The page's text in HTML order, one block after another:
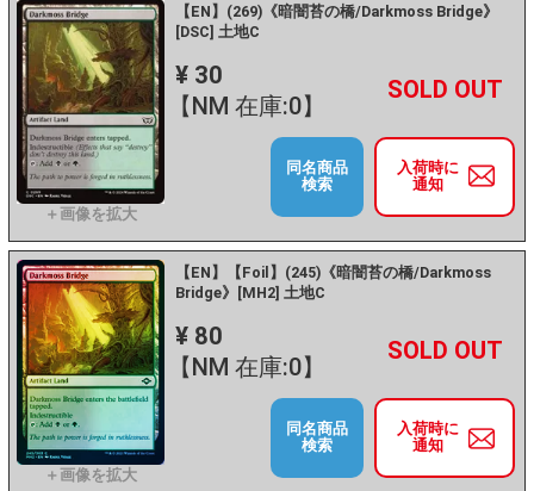
【EN】(269)《暗闇苔の橋/Darkmoss Bridge》
[DSC] 土地C
¥ 30
【NM 在庫:0】
－ +
入荷時に
通知
同名商品
検索
【EN】【Foil】(245)《暗闇苔の橋/Darkmoss
Bridge》[MH2] 土地C
¥ 80
【NM 在庫:0】
－ +
入荷時に
通知
同名商品
検索